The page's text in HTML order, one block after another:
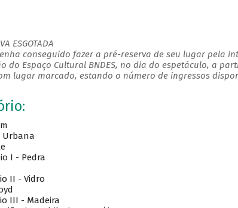
ESGOTADA
conseguido fazer a pré-reserva de seu lugar pela
do Espaço Cultural BNDES, no dia do espetáculo, a
lugar marcado, estando o número de ingressos
Urbana
I - Pedra
II - Vidro
III - Madeira